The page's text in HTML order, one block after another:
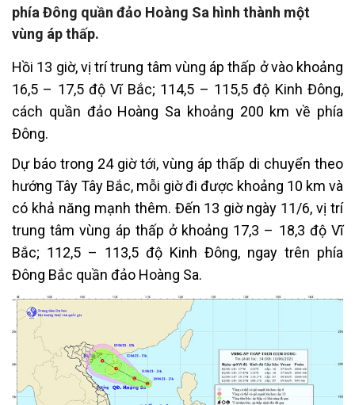
phía Đông quần đảo Hoàng Sa hình thành một
vùng áp thấp.
Hồi 13 giờ, vị trí trung tâm vùng áp thấp ở vào khoảng
16,5 – 17,5 độ Vĩ Bắc; 114,5 – 115,5 độ Kinh Đông,
cách quần đảo Hoàng Sa khoảng 200 km về phía
Đông.
Dự báo trong 24 giờ tới, vùng áp thấp di chuyển theo
hướng Tây Tây Bắc, mỗi giờ đi được khoảng 10 km và
có khả năng mạnh thêm. Đến 13 giờ ngày 11/6, vị trí
trung tâm vùng áp thấp ở khoảng 17,3 – 18,3 độ Vĩ
Bắc; 112,5 – 113,5 độ Kinh Đông, ngay trên phía
Đông Bắc quần đảo Hoàng Sa.